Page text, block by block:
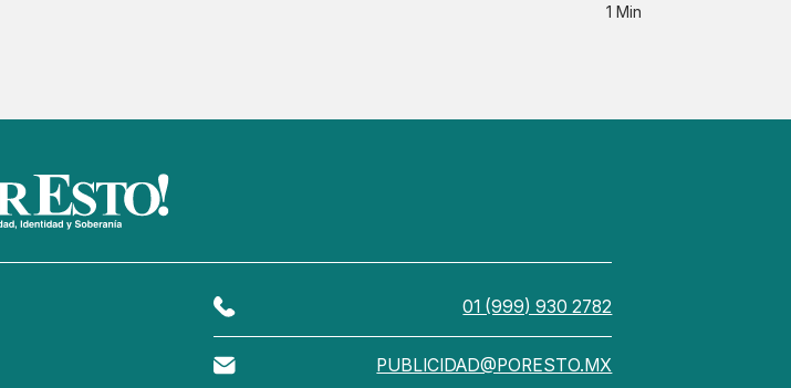
1 Min
01 (999) 930 2782
PUBLICIDAD@PORESTO.MX